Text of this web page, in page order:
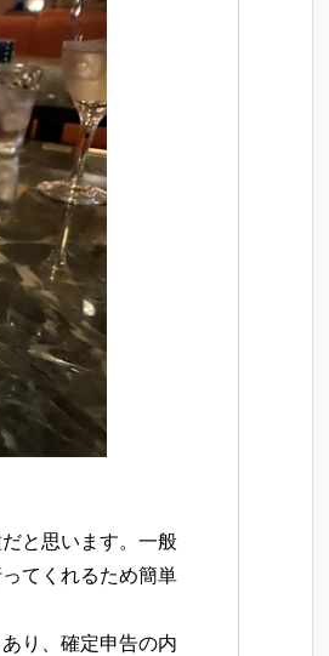
と思います。一般
てくれるため簡単
り、確定申告の内